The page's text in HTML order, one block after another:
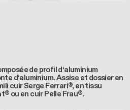
de profil d‘aluminium
d‘aluminium. Assise et dossier en
cuir Serge Ferrari®, en tissu
ou en cuir Pelle Frau®.